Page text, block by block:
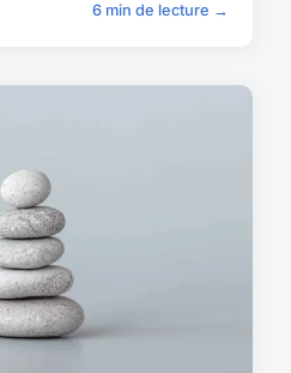
6 min de lecture →